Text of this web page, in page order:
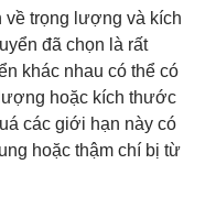
về trọng lượng và kích
đã chọn là rất
khác nhau có thể có
hoặc kích thước
các giới hạn này có
hoặc thậm chí bị từ